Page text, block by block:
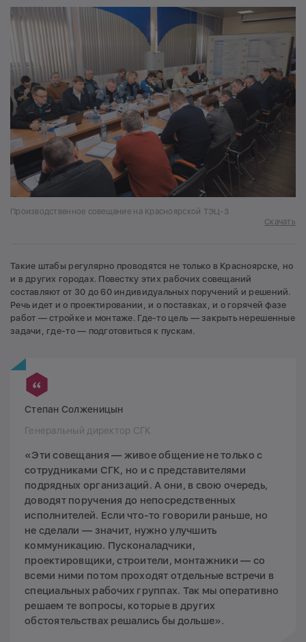
Производственное совещание на Красноярской ТЭЦ-3
Скачать
Такие штабы регулярно проводятся не только в Красноярске, но
и в других городах. Повестку этих рабочих совещаний
составляют от 30 до 60 индивидуальных поручений и решений.
Речь идет и о проектировании, и о поставках, и о горячей фазе
работ — стройке и монтаже. Где-то цель — закрыть нерешенные
задачи, где-то — подготовиться к пускам.
Степан Солженицын
Генеральный директор СГК
«Эти совещания — живое общение не только с
сотрудниками СГК, но и с представителями
подрядных организаций. А они, в свою очередь,
доводят поручения до непосредственных
исполнителей. Если что-то говорили раньше, но
не сделали — значит, нужно улучшить
коммуникацию. Пусконаладчики,
проектировщики, строители, монтажники — со
всеми ними потом проходят отдельные встречи в
специальных рабочих группах. Так мы оперативно
решаем те вопросы, которые в других
обстоятельствах решались бы дольше».